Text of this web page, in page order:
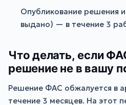
Опубликование решения
выдано) — в течение 3
Что делать, если
решение не в вашу
Решение ФАС обжалуется в
течение 3 месяцев. На этот